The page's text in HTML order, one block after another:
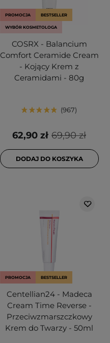
PROMOCJA BESTSELLER
WYBÓR KOSMETOLOGA
COSRX - Balancium
Comfort Ceramide Cream
- Kojący Krem z
Ceramidami - 80g
967
69,90 zł
62,90 zł
DODAJ DO KOSZYKA
PROMOCJA BESTSELLER
Centellian24 - Madeca
Cream Time Reverse -
Przeciwzmarszczkowy
Krem do Twarzy - 50ml